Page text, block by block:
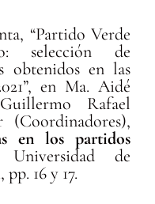
“Partido Verde
selección de
obtenidos en las
en Ma. Aidé
Rafael
en los partidos
de
16 y 17.